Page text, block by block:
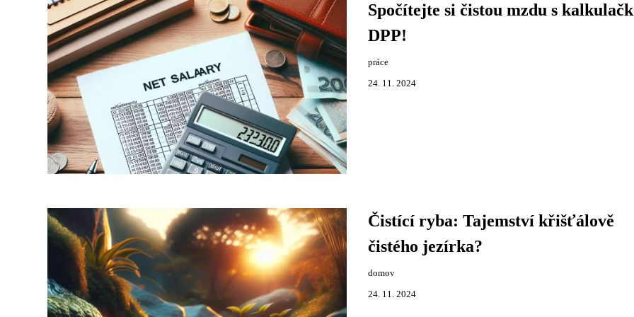
Spočítejte si čistou mzdu s
DPP!
práce
24. 11. 2024
Čistící ryba: Tajemství křišťálově
čistého jezírka?
domov
24. 11. 2024